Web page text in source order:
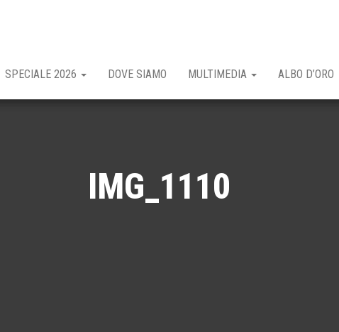
SPECIALE 2026 DOVE SIAMO MULTIMEDIA ALBO D’ORO
IMG_1110